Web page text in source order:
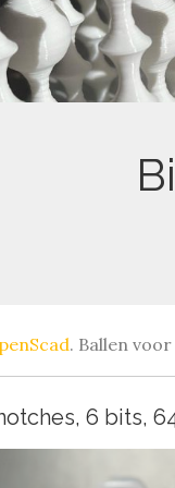
. Ballen
6 bits,